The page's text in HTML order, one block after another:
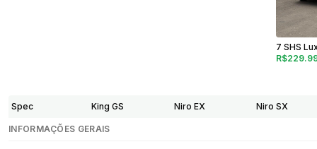
7 SHS
Spec King GS Niro EX Niro SX
INFORMAÇÕES GERAIS